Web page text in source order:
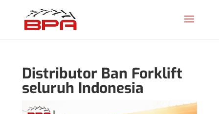
Distributor Ban Forklift
seluruh Indonesia